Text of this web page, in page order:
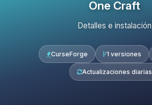
One Craft
Detalles e instalación
CurseForge 1 versiones
Actualizaciones diarias